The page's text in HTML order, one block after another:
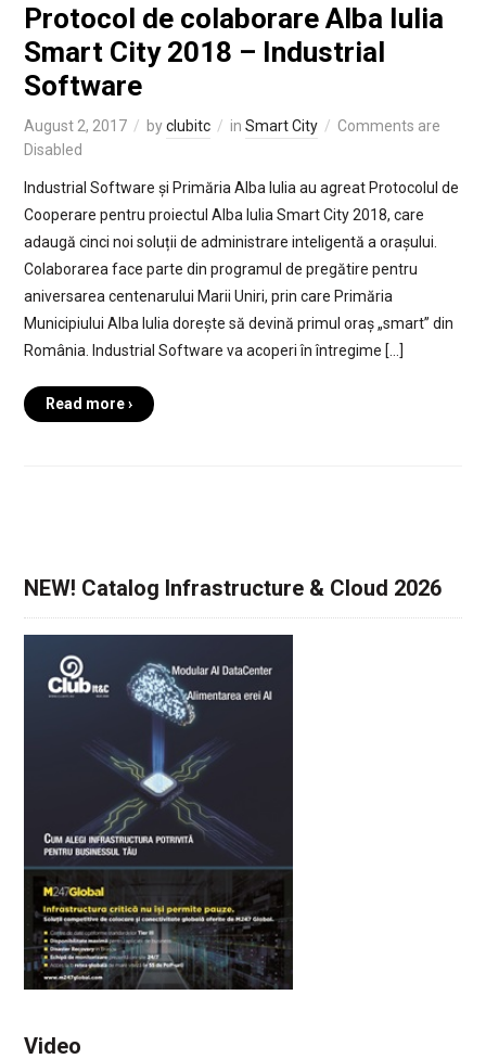
Protocol de colaborare Alba Iulia
Smart City 2018 – Industrial
Software
August 2, 2017 byclubitc in Smart City
Comments are
Disabled
Industrial Software și Primăria Alba Iulia au agreat Protocolul de
Cooperare pentru proiectul Alba Iulia Smart City 2018, care
adaugă cinci noi soluții de administrare inteligentă a orașului.
Colaborarea face parte din programul de pregătire pentru
aniversarea centenarului Marii Uniri, prin care Primăria
Municipiului Alba Iulia dorește să devină primul oraș „smart” din
România. Industrial Software va acoperi în întregime […]
Read more ›
NEW! Catalog Infrastructure & Cloud 2026
Video